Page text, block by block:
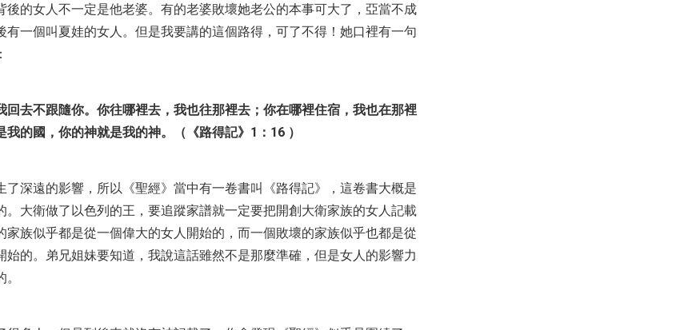
後的女人不一定是他老婆。有的老婆敗壞她老公的本事可大了，亞當不成
有一個叫夏娃的女人。但是我要講的這個路得，可了不得！她口裡有一句
回去不跟隨你。你往哪裡去，我也往那裡去；你在哪裡住宿，我也在那裡
我的國，你的神就是我的神。（《路得記》1：16 ）
了深遠的影響，所以《聖經》當中有一卷書叫《路得記》，這卷書大概是
。大衛做了以色列的王，要追蹤家譜就一定要把開創大衛家族的女人記載
家族似乎都是從一個偉大的女人開始的，而一個敗壞的家族似乎也都是從
始的。弟兄姐妹要知道，我說這話雖然不是那麼準確，但是女人的影響力